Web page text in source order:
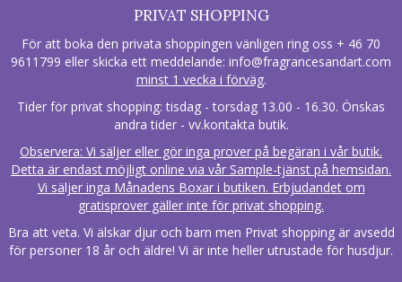
PRIVAT SHOPPING
För att boka den privata shoppingen vänligen ring oss + 46 70
9611799 eller skicka ett meddelande: info@fragrancesandart.com
minst 1 vecka i förväg.
Tider för privat shopping: tisdag - torsdag 13.00 - 16.30. Önskas
andra tider - vv.kontakta butik.
Observera: Vi säljer eller gör inga prover på begäran i vår butik.
Detta är endast möjligt online via vår Sample-tjänst på hemsidan.
Vi säljer inga Månadens Boxar i butiken. Erbjudandet om
gratisprover gäller inte för privat shopping.
Bra att veta. Vi älskar djur och barn men Privat shopping är avsedd
för personer 18 år och äldre! Vi är inte heller utrustade för husdjur.